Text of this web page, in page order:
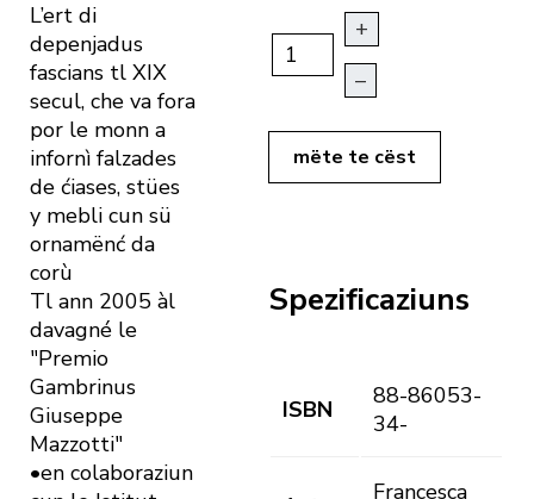
L’ert di
depenjadus
fascians tl XIX
secul, che va fora
por le monn a
infornì falzades
de ćiases, stües
y mebli cun sü
ornamënć da
corù
Tl ann 2005 àl
davagné le
"Premio
Gambrinus
Giuseppe
Mazzotti"
•en colaboraziun
+
–
mëte te cëst
Spezificaziuns
ISBN
88-86053-
34-
Francesca